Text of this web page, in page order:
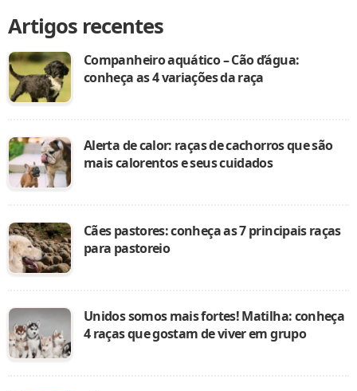
Artigos recentes
Companheiro aquático – Cão d’água:
conheça as 4 variações da raça
Alerta de calor: raças de cachorros que são
mais calorentos e seus cuidados
Cães pastores: conheça as 7 principais raças
para pastoreio
Unidos somos mais fortes! Matilha: conheça
4 raças que gostam de viver em grupo